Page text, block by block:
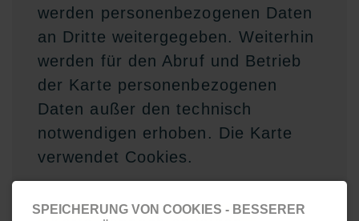
werden personenbezogenen Daten
an Dritte weitergegeben. Weiterhin
werden für den Abruf und Betrieb
der Karte personenbezogenen
Daten außer den technisch
notwendigen erhoben. Die Karte
verwendet Cookies.
SPEICHERUNG VON COOKIES - BESSERER